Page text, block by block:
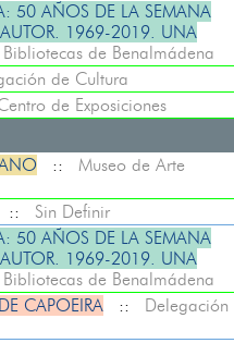
50 AÑOS DE LA SEMANA
1969-2019. UNA
Bibliotecas de Benalmádena
de Cultura
de Exposiciones
:: Museo de Arte
Sin Definir
50 AÑOS DE LA SEMANA
1969-2019. UNA
Bibliotecas de Benalmádena
CAPOEIRA :: Delegación